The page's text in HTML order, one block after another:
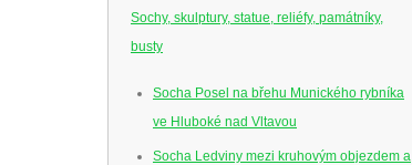
Sochy, skulptury, statue, reliéfy, památníky,
busty
Socha Posel na břehu Munického rybníka
ve Hluboké nad Vltavou
Socha Ledviny mezi kruhovým objezdem a